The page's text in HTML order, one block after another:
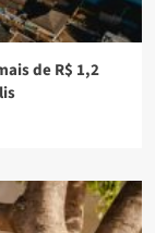
de R$ 1,2